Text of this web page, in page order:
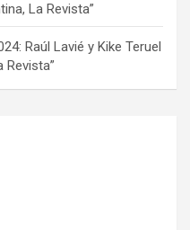
La Revista”
Raúl Lavié y Kike Teruel
Revista”